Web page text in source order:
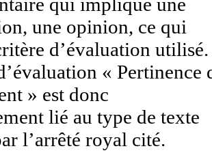
une opinion, ce qui
d’évaluation utilisé.
« Pertinence
» est donc
lié au type de texte
l’arrêté royal cité.